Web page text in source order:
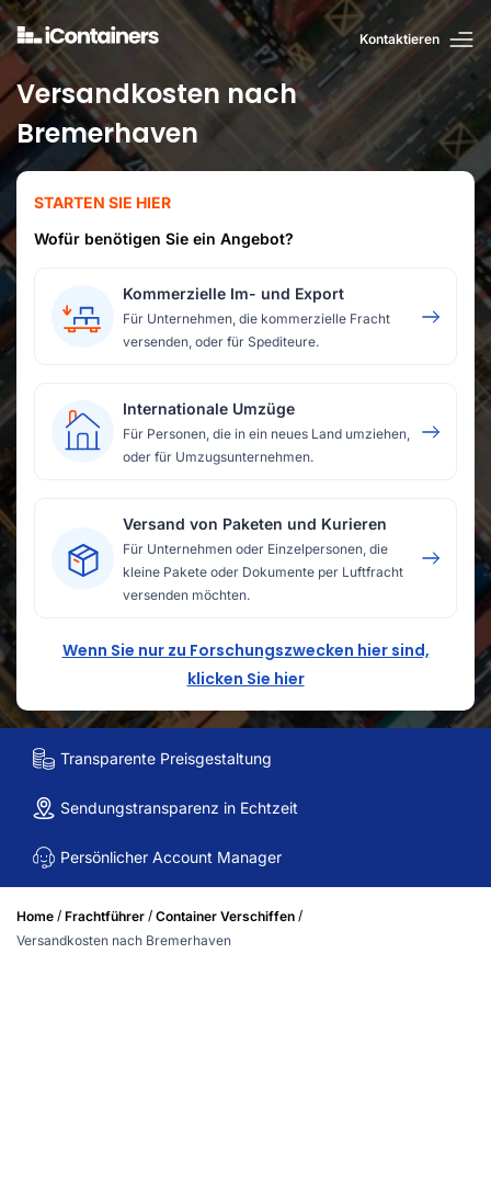
Kontaktieren
Versandkosten nach
Bremerhaven
STARTEN SIE HIER
Wofür benötigen Sie ein Angebot?
Kommerzielle Im- und Export
Für Unternehmen, die kommerzielle Fracht
versenden, oder für Spediteure.
Internationale Umzüge
Für Personen, die in ein neues Land umziehen,
oder für Umzugsunternehmen.
Versand von Paketen und Kurieren
Für Unternehmen oder Einzelpersonen, die
kleine Pakete oder Dokumente per Luftfracht
versenden möchten.
Wenn Sie nur zu Forschungszwecken hier sind,
klicken Sie hier
Transparente Preisgestaltung
Sendungstransparenz in Echtzeit
Persönlicher Account Manager
Home / Frachtführer / Container Verschiffen /
Versandkosten nach Bremerhaven